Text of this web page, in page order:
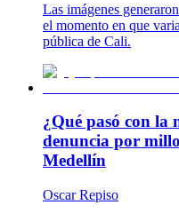
Las imágenes
el momento en que
pública de Cali.
¿Qué pasó con la
denuncia por
Medellín
Oscar Repiso